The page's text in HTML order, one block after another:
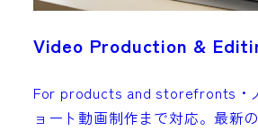
Video Production &
For products and storefronts・
ョート動画制作まで対応。最新